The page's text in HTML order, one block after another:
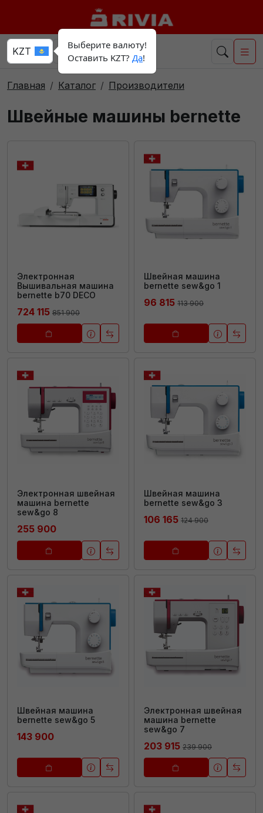
Главная Каталог Производители
Швейные машины bernette
Электронная
Вышивальная машина
bernette b70 DECO
724 115 851 900
Швейная машина
bernette sew&go 1
96 815 113 900
Электронная швейная
машина bernette
sew&go 8
255 900
Швейная машина
bernette sew&go 3
106 165 124 900
Швейная машина
bernette sew&go 5
143 900
Электронная швейная
машина bernette
sew&go 7
203 915 239 900
Выберите валюту!
Оставить KZT? Да!